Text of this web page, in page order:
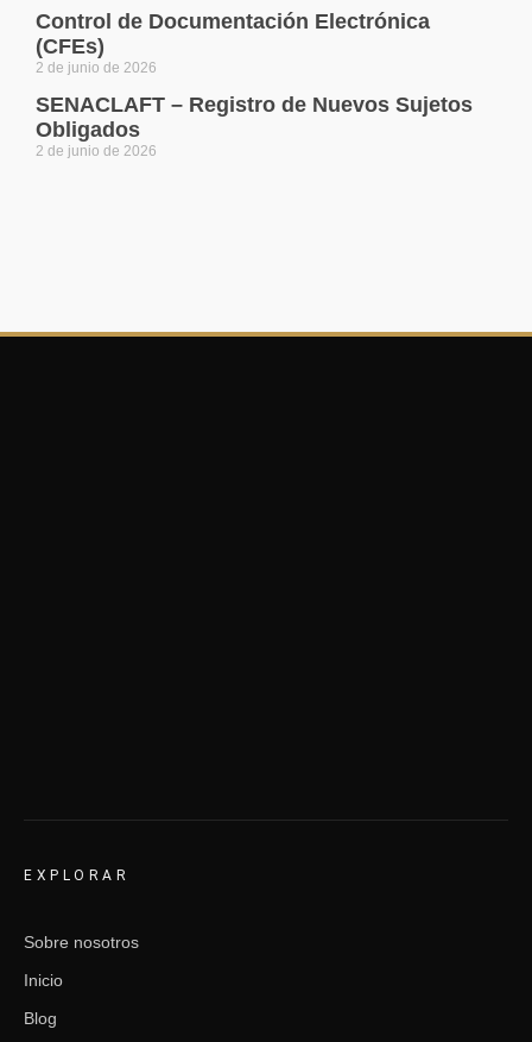
Control de Documentación Electrónica
(CFEs)
2 de junio de 2026
SENACLAFT – Registro de Nuevos Sujetos
Obligados
2 de junio de 2026
EXPLORAR
Sobre nosotros
Inicio
Blog